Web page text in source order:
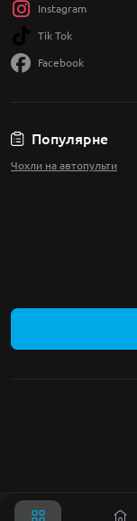
Популярне
Чохли на автопульти
Instagram
Tik Tok
Facebook